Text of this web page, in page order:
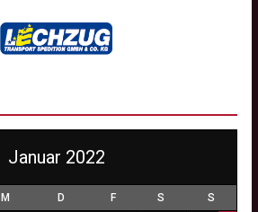
Januar 2022
M D F S S